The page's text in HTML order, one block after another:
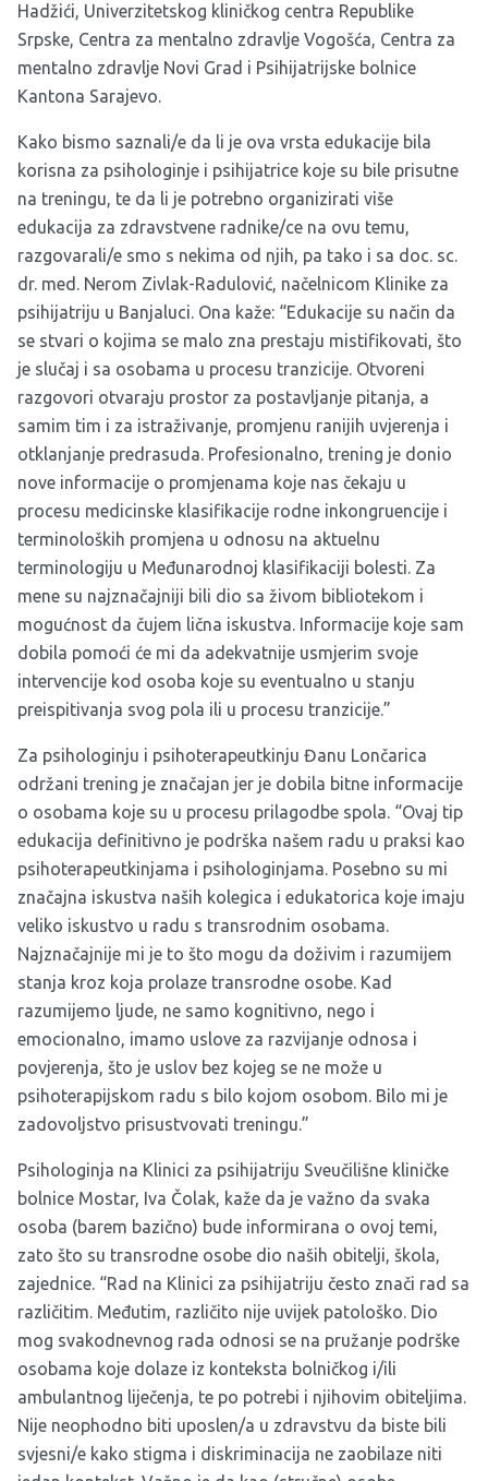
Hadžići, Univerzitetskog kliničkog centra Republike
Srpske, Centra za mentalno zdravlje Vogošća, Centra za
mentalno zdravlje Novi Grad i Psihijatrijske bolnice
Kantona Sarajevo.
Kako bismo saznali/e da li je ova vrsta edukacije bila
korisna za psihologinje i psihijatrice koje su bile prisutne
na treningu, te da li je potrebno organizirati više
edukacija za zdravstvene radnike/ce na ovu temu,
razgovarali/e smo s nekima od njih, pa tako i sa doc. sc.
dr. med. Nerom Zivlak-Radulović, načelnicom Klinike za
psihijatriju u Banjaluci. Ona kaže: “Edukacije su način da
se stvari o kojima se malo zna prestaju mistifikovati, što
je slučaj i sa osobama u procesu tranzicije. Otvoreni
razgovori otvaraju prostor za postavljanje pitanja, a
samim tim i za istraživanje, promjenu ranijih uvjerenja i
otklanjanje predrasuda. Profesionalno, trening je donio
nove informacije o promjenama koje nas čekaju u
procesu medicinske klasifikacije rodne inkongruencije i
terminoloških promjena u odnosu na aktuelnu
terminologiju u Međunarodnoj klasifikaciji bolesti. Za
mene su najznačajniji bili dio sa živom bibliotekom i
mogućnost da čujem lična iskustva. Informacije koje sam
dobila pomoći će mi da adekvatnije usmjerim svoje
intervencije kod osoba koje su eventualno u stanju
preispitivanja svog pola ili u procesu tranzicije.”
Za psihologinju i psihoterapeutkinju Đanu Lončarica
održani trening je značajan jer je dobila bitne informacije
o osobama koje su u procesu prilagodbe spola. “Ovaj tip
edukacija definitivno je podrška našem radu u praksi kao
psihoterapeutkinjama i psihologinjama. Posebno su mi
značajna iskustva naših kolegica i edukatorica koje imaju
veliko iskustvo u radu s transrodnim osobama.
Najznačajnije mi je to što mogu da doživim i razumijem
stanja kroz koja prolaze transrodne osobe. Kad
razumijemo ljude, ne samo kognitivno, nego i
emocionalno, imamo uslove za razvijanje odnosa i
povjerenja, što je uslov bez kojeg se ne može u
psihoterapijskom radu s bilo kojom osobom. Bilo mi je
zadovoljstvo prisustvovati treningu.”
Psihologinja na Klinici za psihijatriju Sveučilišne kliničke
bolnice Mostar, Iva Čolak, kaže da je važno da svaka
osoba (barem bazično) bude informirana o ovoj temi,
zato što su transrodne osobe dio naših obitelji, škola,
zajednice. “Rad na Klinici za psihijatriju često znači rad sa
različitim. Međutim, različito nije uvijek patološko. Dio
mog svakodnevnog rada odnosi se na pružanje podrške
osobama koje dolaze iz konteksta bolničkog i/ili
ambulantnog liječenja, te po potrebi i njihovim obiteljima.
Nije neophodno biti uposlen/a u zdravstvu da biste bili
svjesni/e kako stigma i diskriminacija ne zaobilaze niti